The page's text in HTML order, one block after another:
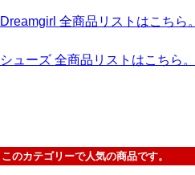
Dreamgirl 全商品リストはこちら。
シューズ 全商品リストはこちら。
このカテゴリーで人気の商品です。